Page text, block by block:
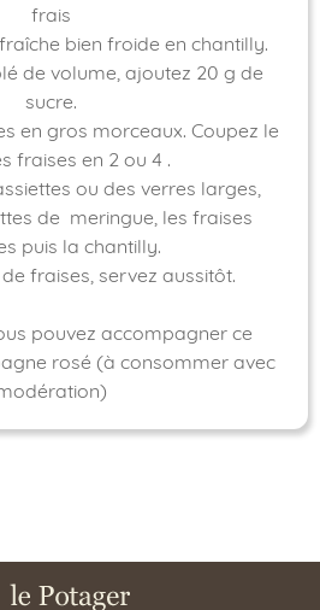
frais
bien froide en chantilly.
de volume, ajoutez 20 g de
sucre.
en gros morceaux. Coupez le
fraises en 2 ou 4 .
ou des verres larges,
de meringue, les fraises
puis la chantilly.
fraises, servez aussitôt.
pouvez accompagner ce
rosé (à consommer avec